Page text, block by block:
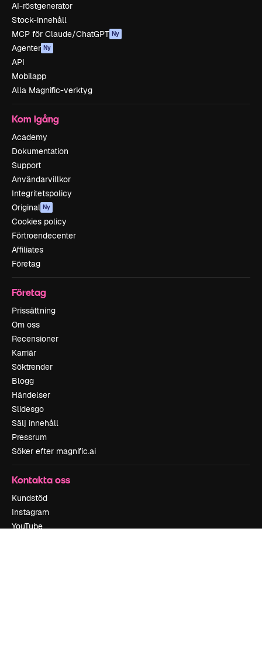
AI-röstgenerator
Stock-innehåll
MCP för Claude/ChatGPT Ny
Agenter Ny
API
Mobilapp
Alla Magnific-verktyg
Kom igång
Academy
Dokumentation
Support
Användarvillkor
Integritetspolicy
Original Ny
Cookies policy
Förtroendecenter
Affiliates
Företag
Företag
Prissättning
Om oss
Recensioner
Karriär
Söktrender
Blogg
Händelser
Slidesgo
Sälj innehåll
Pressrum
Söker efter magnific.ai
Kontakta oss
Kundstöd
Instagram
YouTube